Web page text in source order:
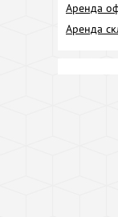
Аренда
Аренда